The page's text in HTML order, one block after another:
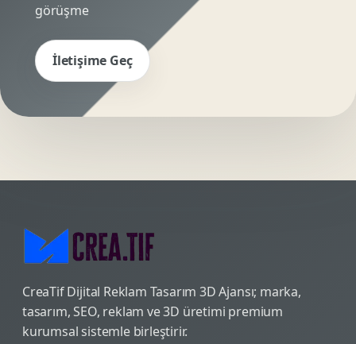
görüşme
İletişime Geç
CreaTif Dijital Reklam Tasarım 3D Ajansı; marka,
tasarım, SEO, reklam ve 3D üretimi premium
kurumsal sistemle birleştirir.